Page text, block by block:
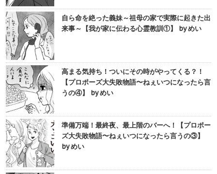
自ら命を絶った義妹～祖母の家で実際に起きた出
来事～【我が家に伝わる心霊教訓①】 by めい
高まる気持ち！ついにその時がやってくる？！
【プロポーズ大失敗物語〜ねぇいつになったら言
うの④】 by めい
準備万端！最終夜、最上階のバーへ！【プロポー
ズ大失敗物語〜ねぇいつになったら言うの③】
by めい